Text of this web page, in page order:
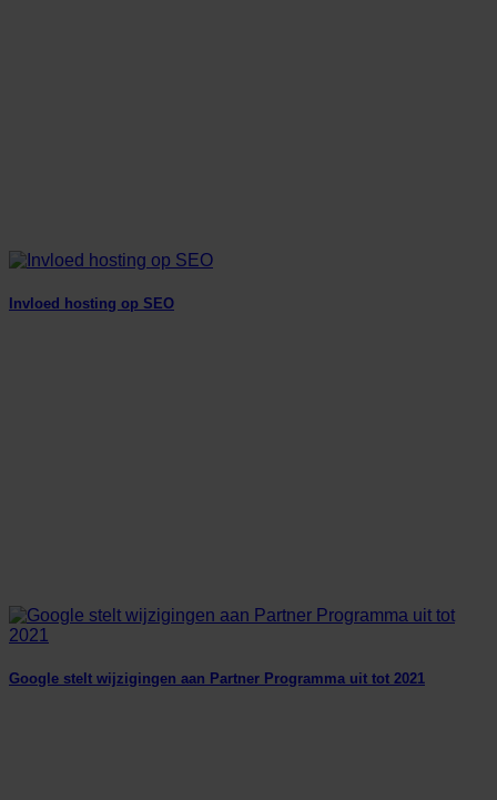
Invloed hosting op SEO
Google stelt wijzigingen aan Partner Programma uit tot 2021